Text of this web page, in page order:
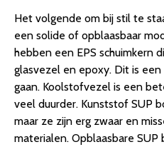
Het volgende om bij stil te
een solide of opblaasbaar
hebben een EPS schuimkern
glasvezel en epoxy. Dit is
gaan. Koolstofvezel is een
veel duurder. Kunststof SUP
maar ze zijn erg zwaar en
materialen. Opblaasbare